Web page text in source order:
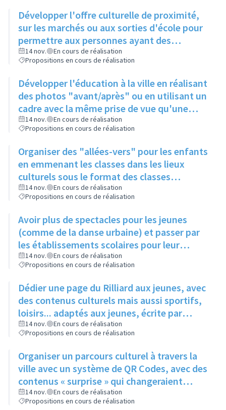
Développer l'offre culturelle de proximité,
sur les marchés ou aux sorties d'école pour
permettre aux personnes ayant des
problèmes de mobilité d'avoir accès à la
culture
14 nov.
En cours de réalisation
Propositions en cours de réalisation
Développer l'éducation à la ville en réalisant
des photos "avant/après" ou en utilisant un
cadre avec la même prise de vue qu'une
photo posée à proximité
14 nov.
En cours de réalisation
Propositions en cours de réalisation
Organiser des "allées-vers" pour les enfants
en emmenant les classes dans les lieux
culturels sous le format des classes
découvertes
14 nov.
En cours de réalisation
Propositions en cours de réalisation
Avoir plus de spectacles pour les jeunes
(comme de la danse urbaine) et passer par
les établissements scolaires pour leur
donner envie de s'y rendre
14 nov.
En cours de réalisation
Propositions en cours de réalisation
Dédier une page du Rilliard aux jeunes, avec
des contenus culturels mais aussi sportifs,
loisirs... adaptés aux jeunes, écrite par
quelques adolescents fréquentant l'espace
jeune
14 nov.
En cours de réalisation
Propositions en cours de réalisation
Organiser un parcours culturel à travers la
ville avec un système de QR Codes, avec des
contenus « surprise » qui changeraient
régulièrement pour éviter la lassitude
14 nov.
En cours de réalisation
Propositions en cours de réalisation